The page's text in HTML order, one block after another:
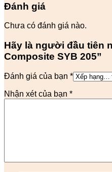
Đánh giá
Chưa có đánh giá nào.
Hãy là người đầu tiên
Composite SYB 205”
Đánh giá của bạn *
Nhận xét của bạn *